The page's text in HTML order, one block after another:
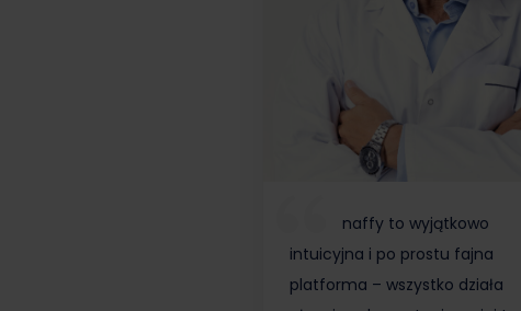
naffy to wyjątkowo
intuicyjna i po prostu fajna
platforma – wszystko działa